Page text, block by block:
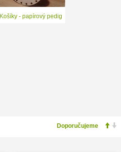
Košíky - papírový pedig